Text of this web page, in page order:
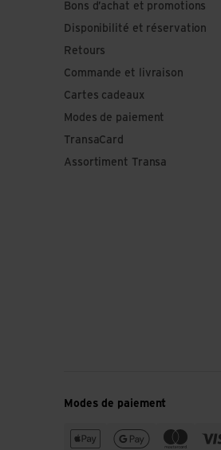
Bons d’achat et promotions
Disponibilité et réservation
Retours
Commande et livraison
Cartes cadeaux
Modes de paiement
TransaCard
Assortiment Transa
Modes de paiement